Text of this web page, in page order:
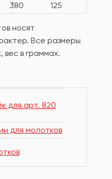
380 125
носят
Все размеры
вес в граммах.
для арт. 820
для молотков